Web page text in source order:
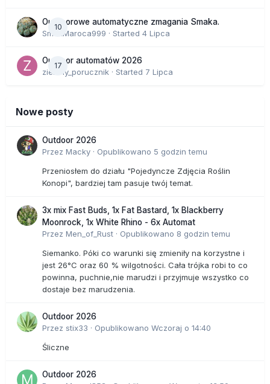
10
Outdoorowe automatyczne zmagania Smaka.
SmakMaroca999 · Started 4 Lipca
17
Outdoor automatów 2026
zielony_porucznik · Started 7 Lipca
Nowe posty
Outdoor 2026
Przez Macky · Opublikowano 5 godzin temu
Przeniosłem do działu "Pojedyncze Zdjęcia Roślin
Konopi", bardziej tam pasuje twój temat.
3x mix Fast Buds, 1x Fat Bastard, 1x Blackberry
Moonrock, 1x White Rhino - 6x Automat
Przez Men_of_Rust · Opublikowano 8 godzin temu
Siemanko. Póki co warunki się zmieniły na korzystne i
jest 26°C oraz 60 % wilgotności. Cała trójka robi to co
powinna, puchnie,nie marudzi i przyjmuje wszystko co
dostaje bez marudzenia.
Outdoor 2026
Przez stix33 · Opublikowano Wczoraj o 14:40
Śliczne
Outdoor 2026